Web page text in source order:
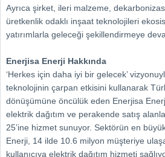
Ayrıca şirket, ileri malzeme,
üretkenlik odaklı inşaat teknolojileri
yatırımlarla geleceği şekillendirmeye
Enerjisa Enerji Hakkında
‘Herkes için daha iyi bir gelecek’
teknolojinin çarpan etkisini kullanarak
dönüşümüne öncülük eden Enerjisa
elektrik dağıtım ve perakende satış
25’ine hizmet sunuyor. Sektörün en
Enerji, 14 ilde 10.6 milyon müşteriye
kullanıcıya elektrik dağıtım hizmeti